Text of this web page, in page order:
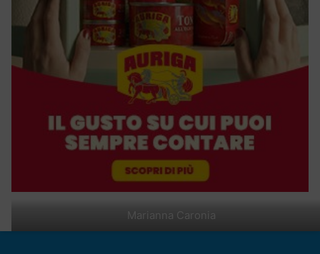
Marianna Caronia